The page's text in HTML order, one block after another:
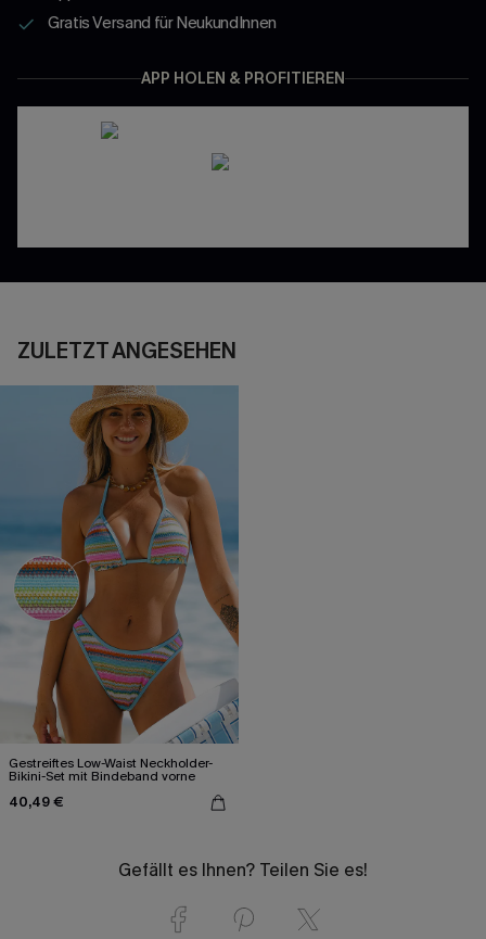
Gratis Versand für NeukundInnen
APP HOLEN & PROFITIEREN
ZULETZT ANGESEHEN
Gestreiftes Low-Waist Neckholder-
Bikini-Set mit Bindeband vorne
40,49 €
Gefällt es Ihnen? Teilen Sie es!